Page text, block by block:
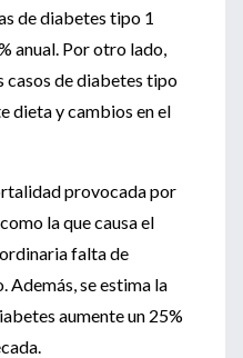
de diabetes tipo 1
anual. Por otro lado,
casos de diabetes tipo
dieta y cambios en el
provocada por
la que causa el
falta de
Además, se estima la
aumente un 25%